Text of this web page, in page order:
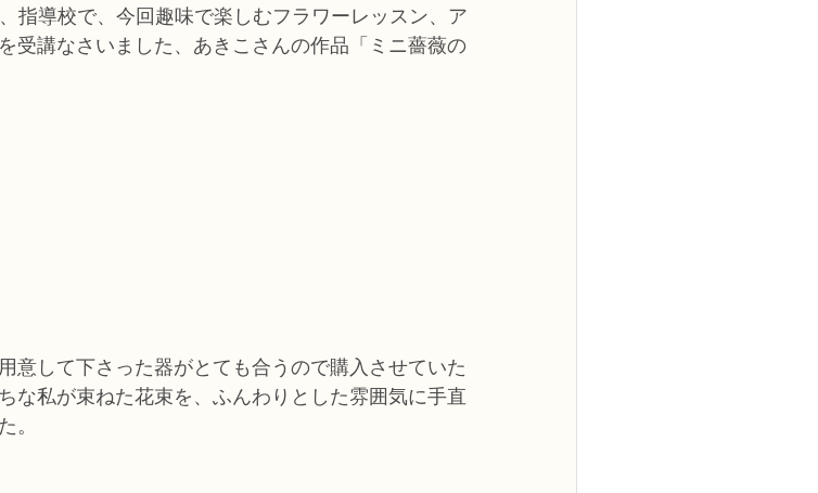
指導校で、今回趣味で楽しむフラワーレッスン、ア
受講なさいました、あきこさんの作品「ミニ薔薇の
意して下さった器がとても合うので購入させていた
な私が束ねた花束を、ふんわりとした雰囲気に手直
。